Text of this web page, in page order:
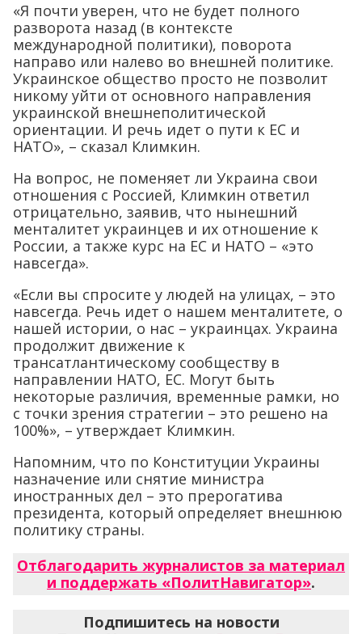
«Я почти уверен, что не будет полного
разворота назад (в контексте
международной политики), поворота
направо или налево во внешней политике.
Украинское общество просто не позволит
никому уйти от основного направления
украинской внешнеполитической
ориентации. И речь идет о пути к ЕС и
НАТО», – сказал Климкин.
На вопрос, не поменяет ли Украина свои
отношения с Россией, Климкин ответил
отрицательно, заявив, что нынешний
менталитет украинцев и их отношение к
России, а также курс на ЕС и НАТО – «это
навсегда».
«Если вы спросите у людей на улицах, – это
навсегда. Речь идет о нашем менталитете, о
нашей истории, о нас – украинцах. Украина
продолжит движение к
трансатлантическому сообществу в
направлении НАТО, ЕС. Могут быть
некоторые различия, временные рамки, но
с точки зрения стратегии – это решено на
100%», – утверждает Климкин.
Напомним, что по Конституции Украины
назначение или снятие министра
иностранных дел – это прерогатива
президента, который определяет внешнюю
политику страны.
Отблагодарить журналистов за материал
и поддержать «ПолитНавигатор».
Подпишитесь на новости